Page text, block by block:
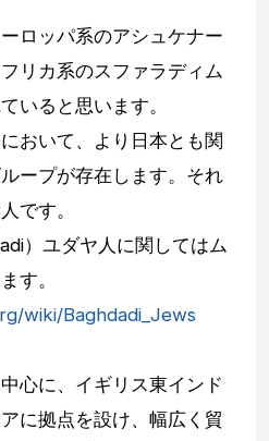
ロッパ系のアシュケナー
リカ系のスファラディム
いると思います。
おいて、より日本とも関
ープが存在します。それ
です。
）ユダヤ人に関してはム
す。
wiki/Baghdadi_Jews
心に、イギリス東インド
に拠点を設け、幅広く貿